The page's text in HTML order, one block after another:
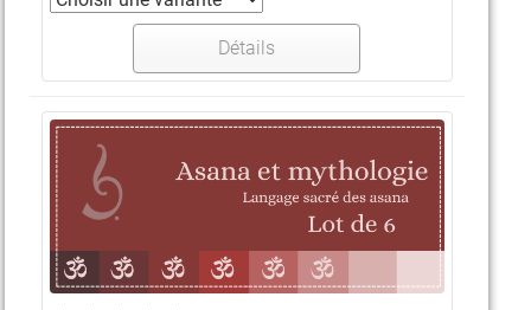
Détails